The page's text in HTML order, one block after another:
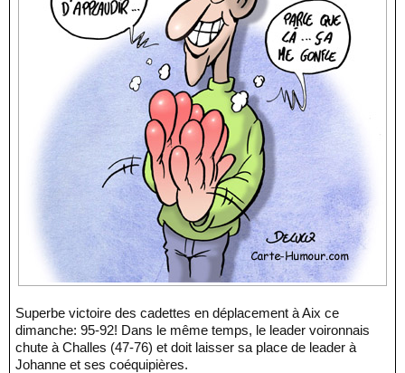
Superbe victoire des cadettes en déplacement à Aix ce
dimanche: 95-92! Dans le même temps, le leader voironnais
chute à Challes (47-76) et doit laisser sa place de leader à
Johanne et ses coéquipières.